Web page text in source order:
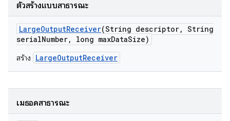
ตัวสร้างแบบสาธารณะ
LargeOutputReceiver(String descriptor, String
serialNumber, long maxDataSize)
สร้าง LargeOutputReceiver
เมธอดสาธารณะ